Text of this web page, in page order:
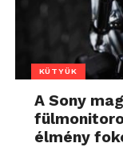
KÜTYÜK
A Sony
élmény